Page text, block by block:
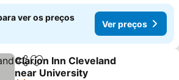
ver os preços
Ver preços
PartilharAdicionar aos favoritos
Clarion Inn Cleveland
near University